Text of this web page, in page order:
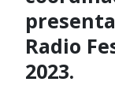
Radio
2023.